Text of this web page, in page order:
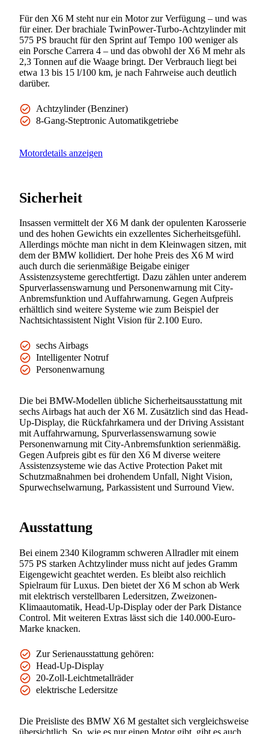
Für den X6 M steht nur ein Motor zur Verfügung – und was
für einer. Der brachiale TwinPower-Turbo-Achtzylinder mit
575 PS braucht für den Sprint auf Tempo 100 weniger als
ein Porsche Carrera 4 – und das obwohl der X6 M mehr als
2,3 Tonnen auf die Waage bringt. Der Verbrauch liegt bei
etwa 13 bis 15 l/100 km, je nach Fahrweise auch deutlich
darüber.
Achtzylinder (Benziner)
8-Gang-Steptronic Automatikgetriebe
Motordetails anzeigen
Sicherheit
Insassen vermittelt der X6 M dank der opulenten Karosserie
und des hohen Gewichts ein exzellentes Sicherheitsgefühl.
Allerdings möchte man nicht in dem Kleinwagen sitzen, mit
dem der BMW kollidiert. Der hohe Preis des X6 M wird
auch durch die serienmäßige Beigabe einiger
Assistenzsysteme gerechtfertigt. Dazu zählen unter anderem
Spurverlassenswarnung und Personenwarnung mit City-
Anbremsfunktion und Auffahrwarnung. Gegen Aufpreis
erhältlich sind weitere Systeme wie zum Beispiel der
Nachtsichtassistent Night Vision für 2.100 Euro.
sechs Airbags
Intelligenter Notruf
Personenwarnung
Die bei BMW-Modellen übliche Sicherheitsausstattung mit
sechs Airbags hat auch der X6 M. Zusätzlich sind das Head-
Up-Display, die Rückfahrkamera und der Driving Assistant
mit Auffahrwarnung, Spurverlassenswarnung sowie
Personenwarnung mit City-Anbremsfunktion serienmäßig.
Gegen Aufpreis gibt es für den X6 M diverse weitere
Assistenzsysteme wie das Active Protection Paket mit
Schutzmaßnahmen bei drohendem Unfall, Night Vision,
Spurwechselwarnung, Parkassistent und Surround View.
Ausstattung
Bei einem 2340 Kilogramm schweren Allradler mit einem
575 PS starken Achtzylinder muss nicht auf jedes Gramm
Eigengewicht geachtet werden. Es bleibt also reichlich
Spielraum für Luxus. Den bietet der X6 M schon ab Werk
mit elektrisch verstellbaren Ledersitzen, Zweizonen-
Klimaautomatik, Head-Up-Display oder der Park Distance
Control. Mit weiteren Extras lässt sich die 140.000-Euro-
Marke knacken.
Zur Serienausstattung gehören:
Head-Up-Display
20-Zoll-Leichtmetallräder
elektrische Ledersitze
Die Preisliste des BMW X6 M gestaltet sich vergleichsweise